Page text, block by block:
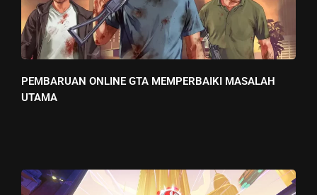
PEMBARUAN ONLINE GTA MEMPERBAIKI MASALAH
UTAMA